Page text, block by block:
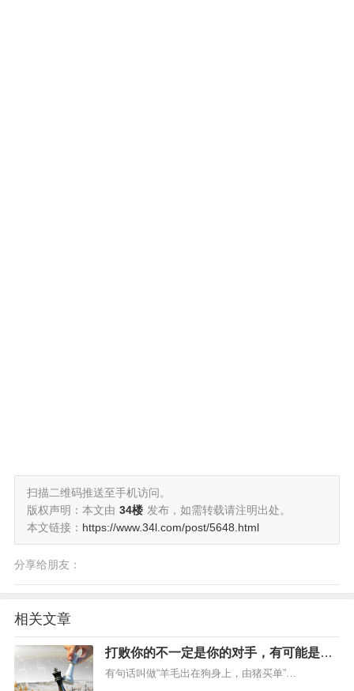
扫描二维码推送至手机访问。
版权声明：本文由 34楼 发布，如需转载请注明出处。
本文链接： https://www.34l.com/post/5648.html
分享给朋友：
相关文章
打败你的不一定是你的对手，有可能是一
个过路人
有句话叫做“羊毛出在狗身上，由猪买单”…